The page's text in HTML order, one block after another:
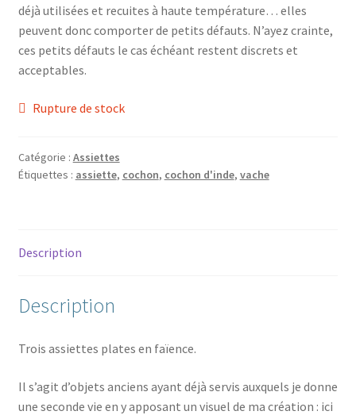
déjà utilisées et recuites à haute température… elles
peuvent donc comporter de petits défauts. N’ayez crainte,
ces petits défauts le cas échéant restent discrets et
acceptables.
Rupture de stock
Catégorie : Assiettes
Étiquettes : assiette, cochon, cochon d'inde, vache
Description
Description
Trois assiettes plates en faïence.
Il s’agit d’objets anciens ayant déjà servis auxquels je donne
une seconde vie en y apposant un visuel de ma création : ici